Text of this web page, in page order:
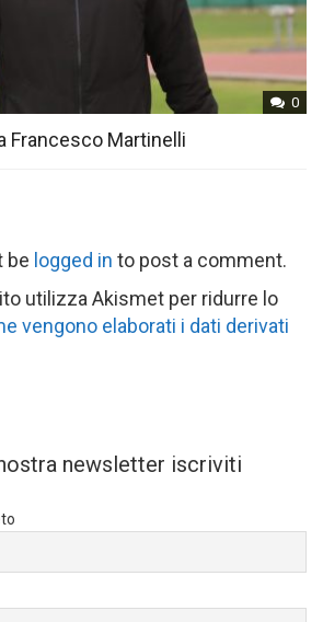
0
Francesco Martinelli
be logged in to post a comment.
utilizza Akismet per ridurre lo
vengono elaborati i dati derivati
newsletter iscriviti